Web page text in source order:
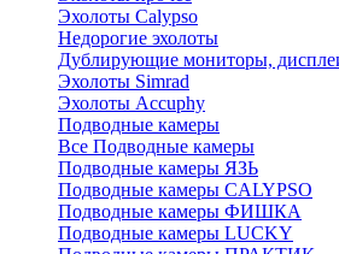
Эхолоты Calypso
Недорогие эхолоты
Дублирующие мониторы,
Эхолоты Simrad
Эхолоты Accuphy
Подводные камеры
Все Подводные камеры
Подводные камеры ЯЗЬ
Подводные камеры CALYPSO
Подводные камеры ФИШКА
Подводные камеры LUCKY